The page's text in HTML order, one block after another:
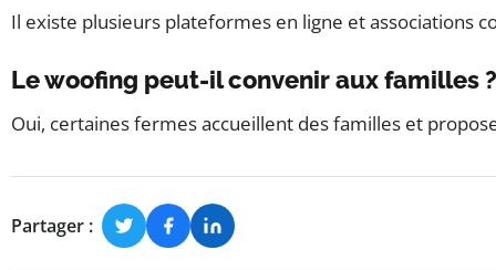
Il existe plusieurs plateformes en ligne et associations
Le woofing peut-il convenir aux familles ?
Oui, certaines fermes accueillent des familles et
Partager :